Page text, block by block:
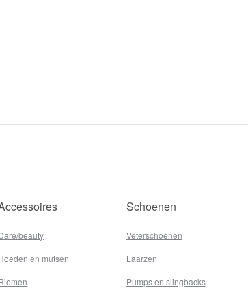
beauty
en mutsen
Schoenen
Veterschoenen
Laarzen
Pumps en slingbacks